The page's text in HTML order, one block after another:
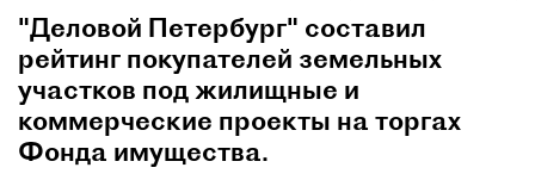
"Деловой Петербург" составил
рейтинг покупателей земельных
участков под жилищные и
коммерческие проекты на торгах
Фонда имущества.